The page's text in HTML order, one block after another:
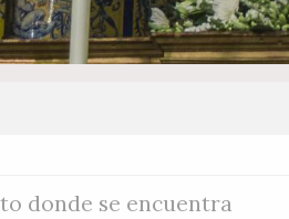
donde se encuentra